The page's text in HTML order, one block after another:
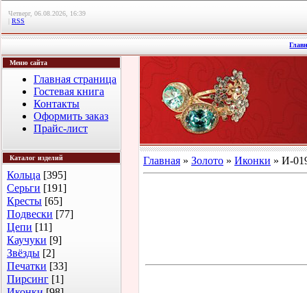
Четверг, 06.08.2026, 16:39
| RSS
Меню сайта
Главная страница
Гостевая книга
Контакты
Оформить заказ
Прайс-лист
Каталог изделий
Кольца [395]
Серьги [191]
Кресты [65]
Подвески [77]
Цепи [11]
Каучуки [9]
Звёзды [2]
Печатки [33]
Пирсинг [1]
Главная » Золото » Иконки » И-